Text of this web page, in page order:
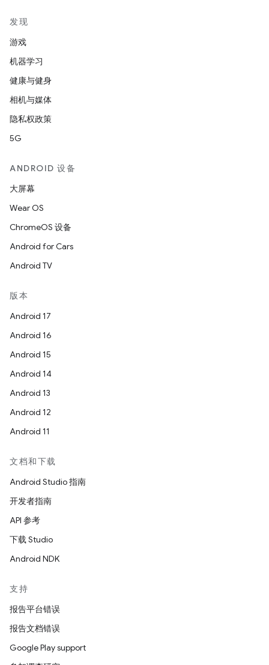
发现
游戏
机器学习
健康与健身
相机与媒体
隐私权政策
5G
ANDROID 设备
大屏幕
Wear OS
ChromeOS 设备
Android for Cars
Android TV
版本
Android 17
Android 16
Android 15
Android 14
Android 13
Android 12
Android 11
文档和下载
Android Studio 指南
开发者指南
API 参考
下载 Studio
Android NDK
支持
报告平台错误
报告文档错误
Google Play support